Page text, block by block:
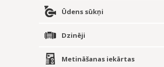
Ūdens sūkņi
Dzinēji
Metināšanas iekārtas